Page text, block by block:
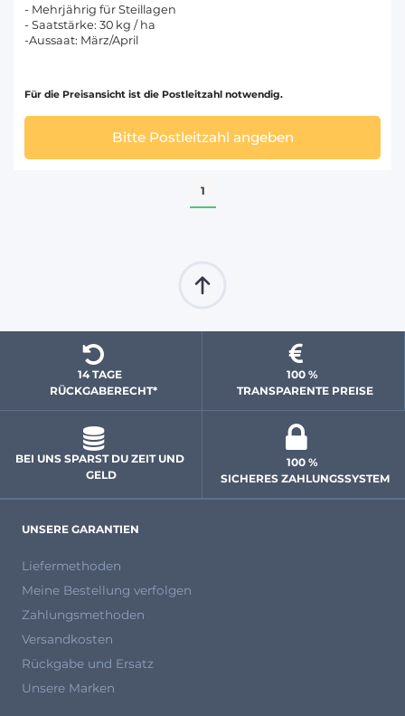
- Mehrjährig für Steillagen
- Saatstärke: 30 kg / ha
-Aussaat: März/April
Für die Preisansicht ist die Postleitzahl notwendig.
Bitte Postleitzahl angeben
1
14 TAGE
  RÜCKGABERECHT*
100 %
TRANSPARENTE PREISE
BEI UNS SPARST DU ZEIT UND
GELD
100 %
SICHERES ZAHLUNGSSYSTEM
UNSERE GARANTIEN
Liefermethoden
Meine Bestellung verfolgen
Zahlungsmethoden
Versandkosten
Rückgabe und Ersatz
Unsere Marken